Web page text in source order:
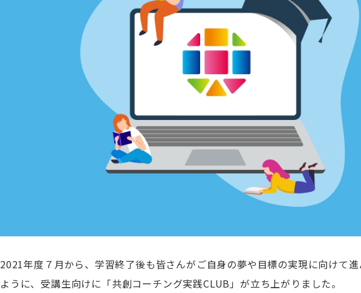
2021年度７月から、学習終了後も皆さんがご自身の夢や目標の実現に向けて進
ように、受講生向けに「共創コーチング実践CLUB」が立ち上がりました。